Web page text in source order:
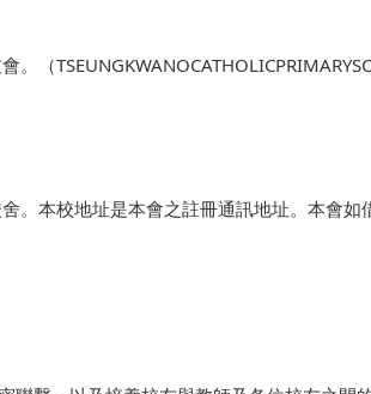
。（
。本校地址是本會之註冊通訊地址。本會